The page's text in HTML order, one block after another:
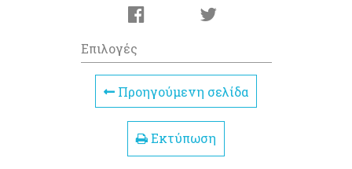
Επιλογές
Προηγούμενη σελίδα
Εκτύπωση